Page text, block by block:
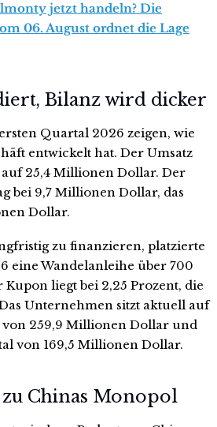
jetzt handeln? Die
06. August ordnet die Lage
Bilanz wird dicker
Quartal 2026 zeigen, wie
entwickelt hat. Der Umsatz
auf 25,4 Millionen Dollar. Der
bei 9,7 Millionen Dollar, das
Dollar.
zu finanzieren, platzierte
eine Wandelanleihe über 700
liegt bei 2,25 Prozent, die
Unternehmen sitzt aktuell auf
von 259,9 Millionen Dollar und
von 169,5 Millionen Dollar.
Chinas Monopol